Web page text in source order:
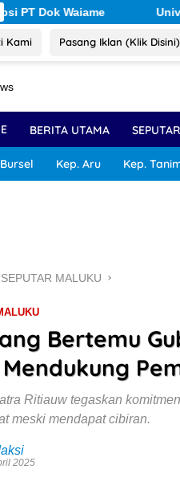
Universitas Pattimura
Kami Pasang Iklan (Klik Disini)
BERITA UTAMA
Bursel Kep. Aru Kep.
SEPUTAR MALUKU
Bertemu
Ritiauw tegaskan
meski mendapat cibiran.
2025